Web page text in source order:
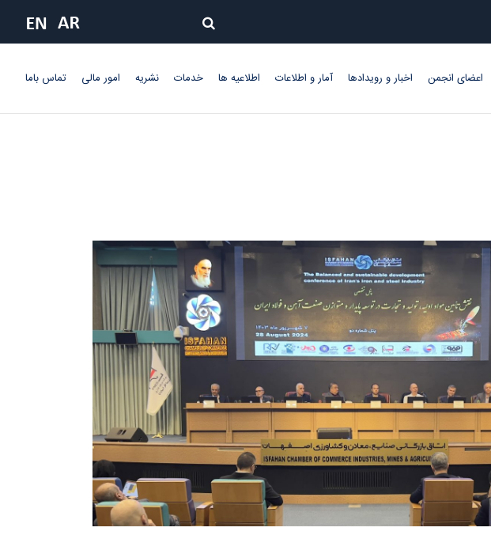
اعضای انجمن اخبار و رویدادها آمار و اطلاعات اطلاعیه ها خدمات نشریه امور مالی تماس باما